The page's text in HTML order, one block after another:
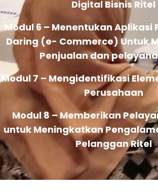
Digital Bisnis Ritel
Modul 6 – Menentukan
Daring (e- Commerce) Untuk
Penjualan dan
Modul 7 – Mengidentifikasi
Perusahaan
Modul 8 – Memberikan
untuk Meningkatkan
Pelanggan Ritel